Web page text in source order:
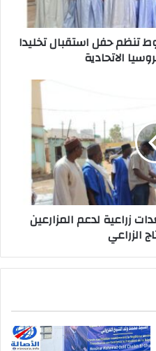
تنظم حفل استقبال تخليدا
الاتحادية
زراعية لدعم المزارعين
الزراعي